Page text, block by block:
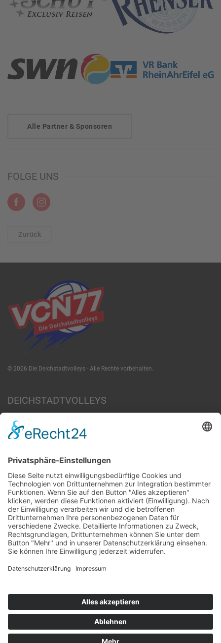
Alle Partner & Sponsoren
FOLGE UNS
Zurück
© 2026 Die Deichstadtvolleys - Alle Rechte vorbehalten.
DEICHSTADTVOLLEYS
News
Team
Zum Verein
­INFO
Impressum
Datenschutz
Cookie-Einstellungen
KONTAKT
56564 Neuwied
Telefon: 02631 8255463
E-Mail:info@deichstadtvolleys.de